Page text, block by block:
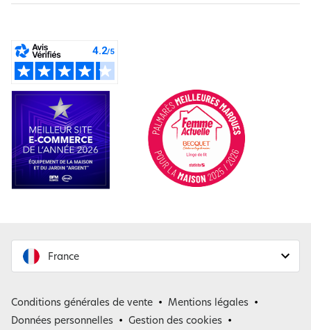
France
Belgique
Conditions générales de vente
Mentions légales
Données personnelles
Gestion des cookies